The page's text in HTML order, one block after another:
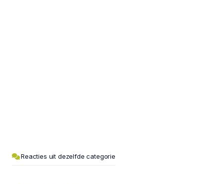
Reacties uit dezelfde categorie